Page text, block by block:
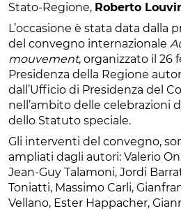
Stato-Regione, Roberto
L’occasione è stata data dalla
del convegno internazionale
mouvement, organizzato il 26
Presidenza della Regione
dall’Ufficio di Presidenza del
nell’ambito delle celebrazioni
dello Statuto speciale.
Gli interventi del convegno,
ampliati dagli autori: Valerio
Jean-Guy Talamoni, Jordi
Toniatti, Massimo Carli,
Vellano, Ester Happacher,